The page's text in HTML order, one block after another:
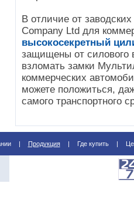
В отличие от
Company Ltd для
высокосекретный
защищены от
взломать замки
коммерческих
можете положиться,
самого транспортного
| Продукция | Где купить |